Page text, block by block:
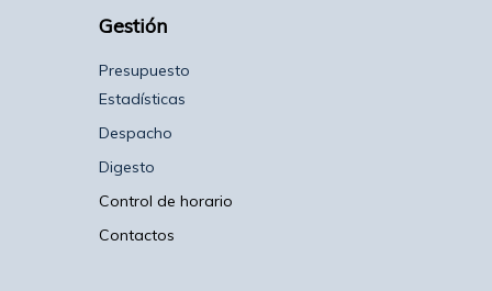
Gestión
Presupuesto
Estadísticas
Despacho
Digesto
Control de horario
Contactos